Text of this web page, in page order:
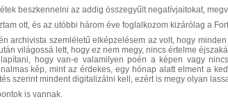
beszkennelni az addig összegyűlt negatívjaitokat,
ott, és az utóbbi három éve foglalkozom kizárólag a
archivista szemléletű elképzelésem az volt, hogy
világossá lett, hogy ez nem megy, nincs értelme
hogy van-e valamilyen poén a képen vagy
kép, mint az érdekes, egy hónap alatt elment a
szerint mindent digitalizálni kell, ezért is megy olyan
is vannak.